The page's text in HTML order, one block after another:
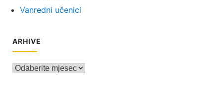
Vanredni učenici
ARHIVE
Arhive